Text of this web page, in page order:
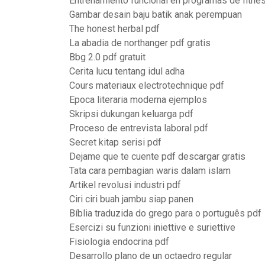
Gambar desain baju batik anak perempuan
The honest herbal pdf
La abadia de northanger pdf gratis
Bbg 2.0 pdf gratuit
Cerita lucu tentang idul adha
Cours materiaux electrotechnique pdf
Epoca literaria moderna ejemplos
Skripsi dukungan keluarga pdf
Proceso de entrevista laboral pdf
Secret kitap serisi pdf
Dejame que te cuente pdf descargar gratis
Tata cara pembagian waris dalam islam
Artikel revolusi industri pdf
Ciri ciri buah jambu siap panen
Bíblia traduzida do grego para o português pdf
Esercizi su funzioni iniettive e suriettive
Fisiologia endocrina pdf
Desarrollo plano de un octaedro regular